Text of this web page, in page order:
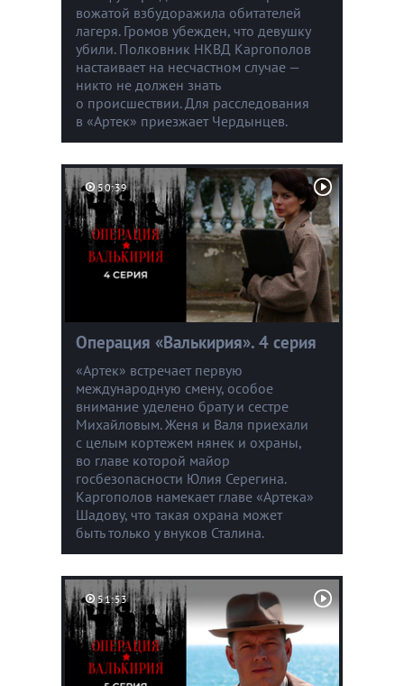
вожатой взбудоражила обитателей
лагеря. Громов убежден, что девушку
убили. Полковник НКВД Каргополов
настаивает на несчастном случае —
никто не должен знать
о происшествии. Для расследования
в «Артек» приезжает Чердынцев.
50:39
Операция «Валькирия». 4 серия
«Артек» встречает первую
международную смену, особое
внимание уделено брату и сестре
Михайловым. Женя и Валя приехали
с целым кортежем нянек и охраны,
во главе которой майор
госбезопасности Юлия Серегина.
Каргополов намекает главе «Артека»
Шадову, что такая охрана может
быть только у внуков Сталина.
51:53